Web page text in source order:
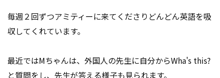
毎週２回ずつアミティーに来てくださりどんどん英語を吸
収してくれています。
最近ではMちゃんは、外国人の先生に自分からWha's this?
と質問をし、先生が答える様子も見られます。